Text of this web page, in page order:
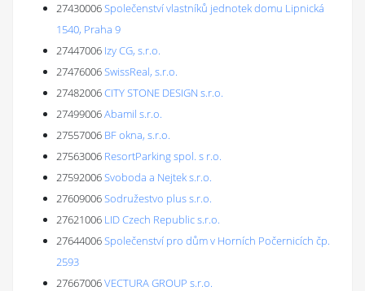
27430006Společenství vlastníků jednotek domu Lipnická
1540, Praha 9
27447006 Izy CG, s.r.o.
27476006SwissReal, s.r.o.
27482006CITY STONE DESIGN s.r.o.
27499006Abamil s.r.o.
27557006 BF okna, s.r.o.
27563006 ResortParking spol. s r.o.
27592006Svoboda a Nejtek s.r.o.
27609006Sodružestvo plus s.r.o.
27621006 LID Czech Republic s.r.o.
27644006Společenství pro dům v Horních Počernicích čp.
2593
27667006VECTURA GROUP s.r.o.